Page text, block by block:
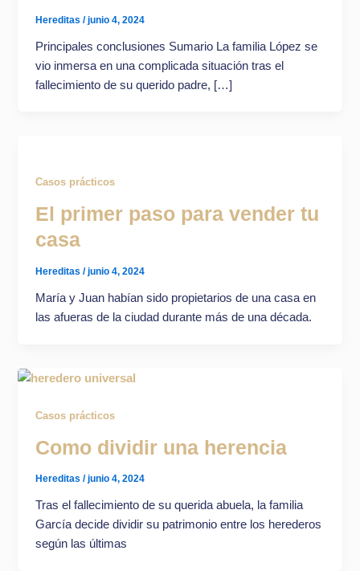
Hereditas/junio 4, 2024
Principales conclusiones Sumario La familia López se
vio inmersa en una complicada situación tras el
fallecimiento de su querido padre, […]
Casos prácticos
El primer paso para vender tu
casa
Hereditas/junio 4, 2024
María y Juan habían sido propietarios de una casa en
las afueras de la ciudad durante más de una década.
Casos prácticos
Como dividir una herencia
Hereditas/junio 4, 2024
Tras el fallecimiento de su querida abuela, la familia
García decide dividir su patrimonio entre los herederos
según las últimas